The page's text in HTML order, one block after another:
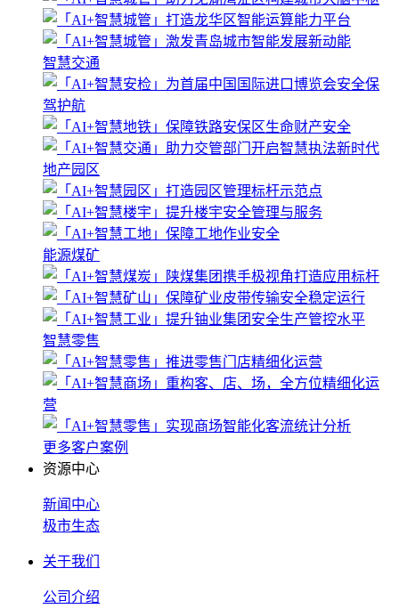
智慧交通
地产园区
能源煤矿
智慧零售
更多客户案例
资源中心
新闻中心
极市生态
关于我们
公司介绍